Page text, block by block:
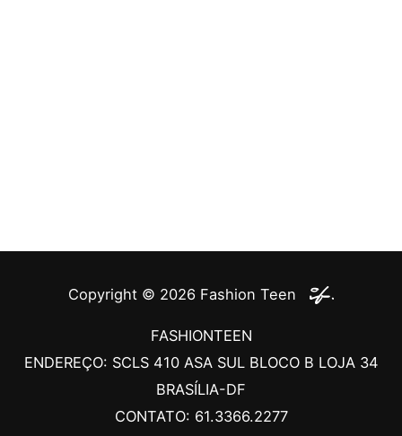
Copyright © 2026 Fashion Teen
FASHIONTEEN
ENDEREÇO: SCLS 410 ASA SUL BLOCO B LOJA 34
BRASÍLIA-DF
CONTATO: 61.3366.2277